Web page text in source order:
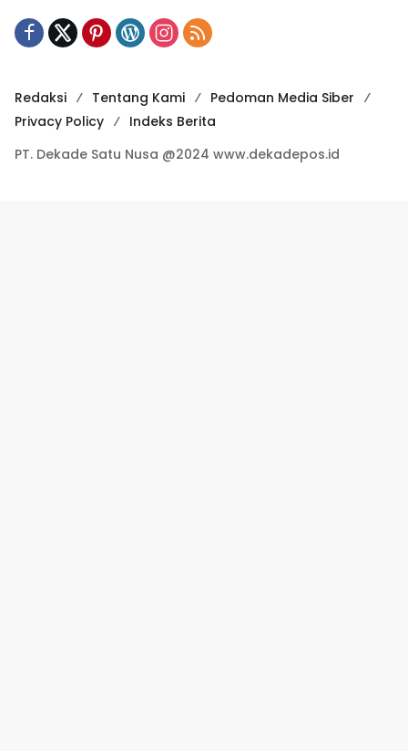
Redaksi Tentang Kami
Pedoman Media Siber
Privacy Policy
Indeks Berita
PT. Dekade Satu Nusa @2024 www.dekadepos.id